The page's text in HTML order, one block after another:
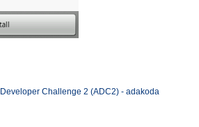
Challenge 2 (ADC2) - adakoda